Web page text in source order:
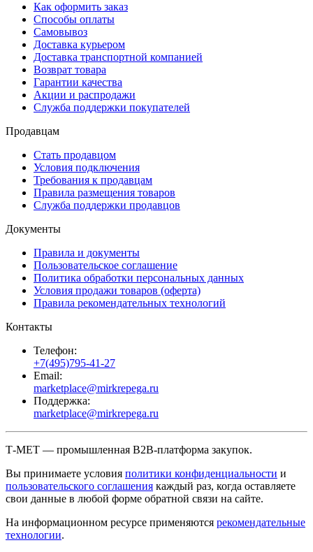
Как оформить заказ
Способы оплаты
Самовывоз
Доставка курьером
Доставка транспортной компанией
Возврат товара
Гарантии качества
Акции и распродажи
Служба поддержки покупателей
Продавцам
Стать продавцом
Условия подключения
Требования к продавцам
Правила размещения товаров
Служба поддержки продавцов
Документы
Правила и документы
Пользовательское соглашение
Политика обработки персональных данных
Условия продажи товаров (оферта)
Правила рекомендательных технологий
Контакты
Телефон:
+7(495)795-41-27
Email:
marketplace@mirkrepega.ru
Поддержка:
marketplace@mirkrepega.ru
Т-МЕТ — промышленная B2B-платформа закупок.
Вы принимаете условия политики конфиденциальности и
пользовательского соглашения каждый раз, когда оставляете
свои данные в любой форме обратной связи на сайте.
На информационном ресурсе применяются рекомендательные
технологии.